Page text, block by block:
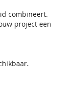
combineert.
project een